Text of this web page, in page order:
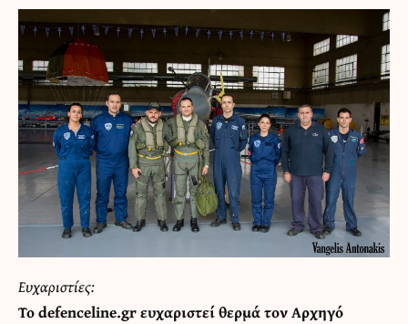
Ευχαριστίες:
Το defenceline.gr ευχαριστεί θερμά τον Αρχηγό